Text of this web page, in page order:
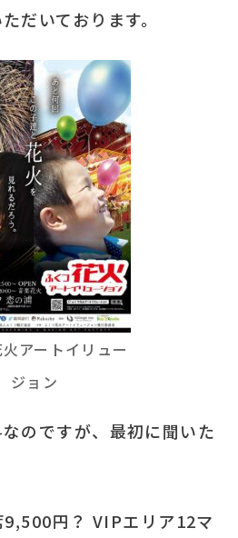
だいております。
アートイリュー
ジョン
のですが、最初に聞いた
円？ VIPエリア12マ